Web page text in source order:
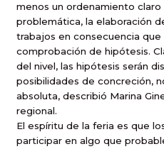
menos un ordenamiento claro
problemática, la elaboración
trabajos en consecuencia que
comprobación de hipótesis.
del nivel, las hipótesis serán
posibilidades de concreción,
absoluta, describió Marina
regional.
El espíritu de la feria es que
participar en algo que